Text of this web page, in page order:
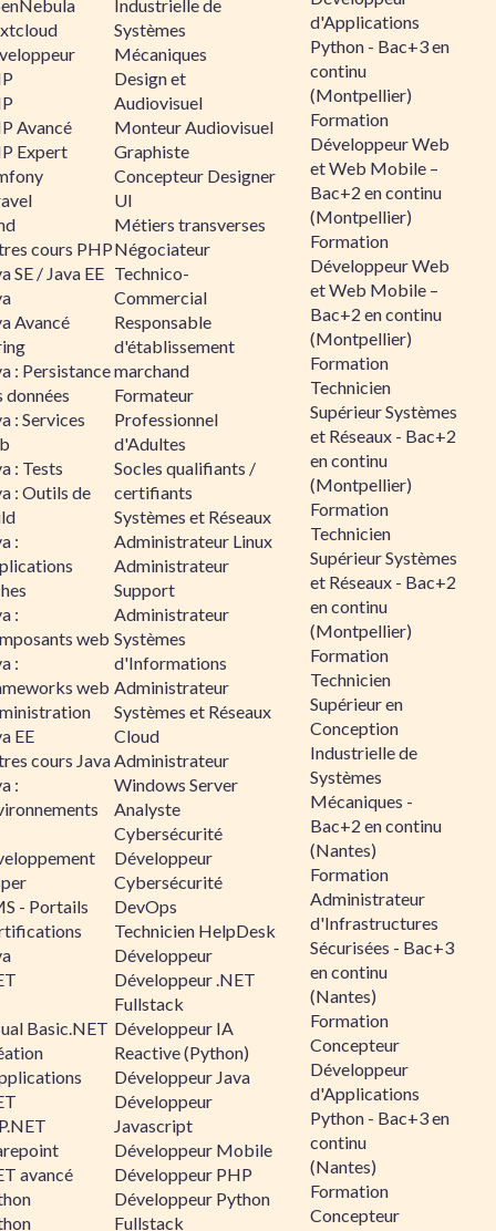
Avancé
Expert
cours PHP
SE / Java EE
Avancé
: Persistance
données
: Services
: Tests
: Outils de
:
:
web
:
web
EE
cours Java
:
- Portails
Basic.NET
avancé
Industrielle de
Systèmes
Mécaniques
Design et
Audiovisuel
Monteur Audiovisuel
Graphiste
Concepteur Designer
UI
Métiers transverses
Négociateur
Technico-
Commercial
Responsable
d'établissement
marchand
Formateur
Professionnel
d'Adultes
Socles qualifiants /
certifiants
Systèmes et Réseaux
Administrateur Linux
Administrateur
Support
Administrateur
Systèmes
d'Informations
Administrateur
Systèmes et Réseaux
Cloud
Administrateur
Windows Server
Analyste
Cybersécurité
Développeur
Cybersécurité
DevOps
Technicien HelpDesk
Développeur
Développeur .NET
Fullstack
Développeur IA
Reactive (Python)
Développeur Java
Développeur
Javascript
Développeur Mobile
Développeur PHP
Développeur Python
Fullstack
d'Applications
Python - Bac+3 en
continu
(Montpellier)
Formation
Développeur Web
et Web Mobile –
Bac+2 en continu
(Montpellier)
Formation
Développeur Web
et Web Mobile –
Bac+2 en continu
(Montpellier)
Formation
Technicien
Supérieur Systèmes
et Réseaux - Bac+2
en continu
(Montpellier)
Formation
Technicien
Supérieur Systèmes
et Réseaux - Bac+2
en continu
(Montpellier)
Formation
Technicien
Supérieur en
Conception
Industrielle de
Systèmes
Mécaniques -
Bac+2 en continu
(Nantes)
Formation
Administrateur
d'Infrastructures
Sécurisées - Bac+3
en continu
(Nantes)
Formation
Concepteur
Développeur
d'Applications
Python - Bac+3 en
continu
(Nantes)
Formation
Concepteur